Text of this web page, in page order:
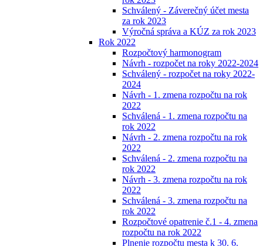
Schválený - Záverečný účet mesta
za rok 2023
Výročná správa a KÚZ za rok 2023
Rok 2022
Rozpočtový harmonogram
Návrh - rozpočet na roky 2022-2024
Schválený - rozpočet na roky 2022-
2024
Návrh - 1. zmena rozpočtu na rok
2022
Schválená - 1. zmena rozpočtu na
rok 2022
Návrh - 2. zmena rozpočtu na rok
2022
Schválená - 2. zmena rozpočtu na
rok 2022
Návrh - 3. zmena rozpočtu na rok
2022
Schválená - 3. zmena rozpočtu na
rok 2022
Rozpočtové opatrenie č.1 - 4. zmena
rozpočtu na rok 2022
Plnenie rozpočtu mesta k 30. 6.